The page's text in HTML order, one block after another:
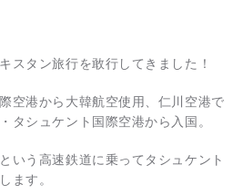
スタン旅行を敢行してきました！
空港から大韓航空使用、仁川空港で
タシュケント国際空港から入国。
いう高速鉄道に乗ってタシュケント
ます。